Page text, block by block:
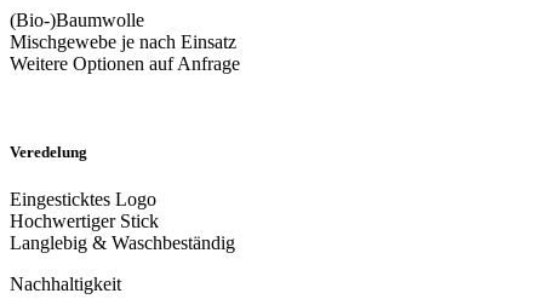
(Bio-)Baumwolle
Mischgewebe je nach Einsatz
Weitere Optionen auf Anfrage
Veredelung
Eingesticktes Logo
Hochwertiger Stick
Langlebig & Waschbeständig
Nachhaltigkeit